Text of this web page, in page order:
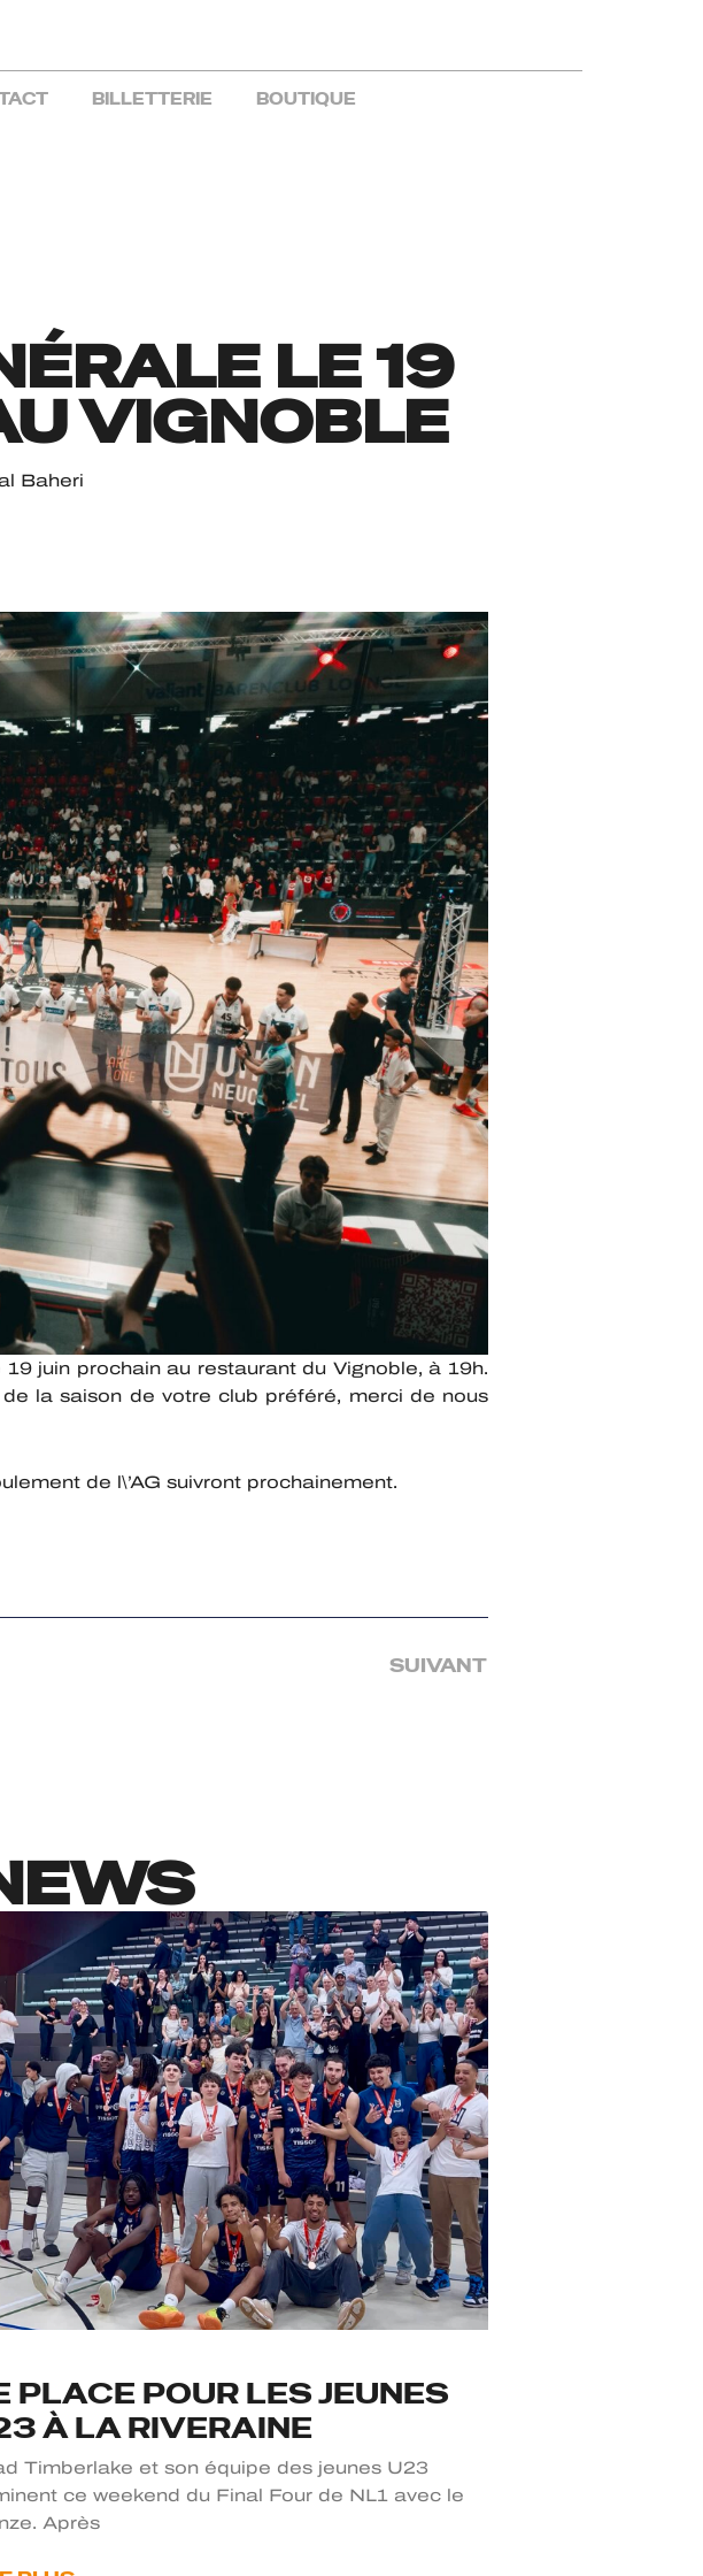
BILLETTERIE BOUTIQUE
LE 19
VIGNOBLE
Baheri
juin prochain au restaurant du Vignoble, à 19h.
la saison de votre club préféré, merci de nous
de l\’AG suivront prochainement.
SUIVANT
PLACE POUR LES JEUNES
À LA RIVERAINE
Timberlake et son équipe des jeunes U23
ce weekend du Final Four de NL1 avec le
Après